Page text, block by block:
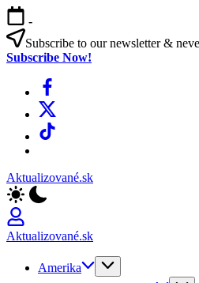
Skip
to
content
-
Subscribe to our newsletter &
Subscribe Now!
Facebook
X
TikTok
Aktualizované.sk
Aktualizované.sk
Amerika